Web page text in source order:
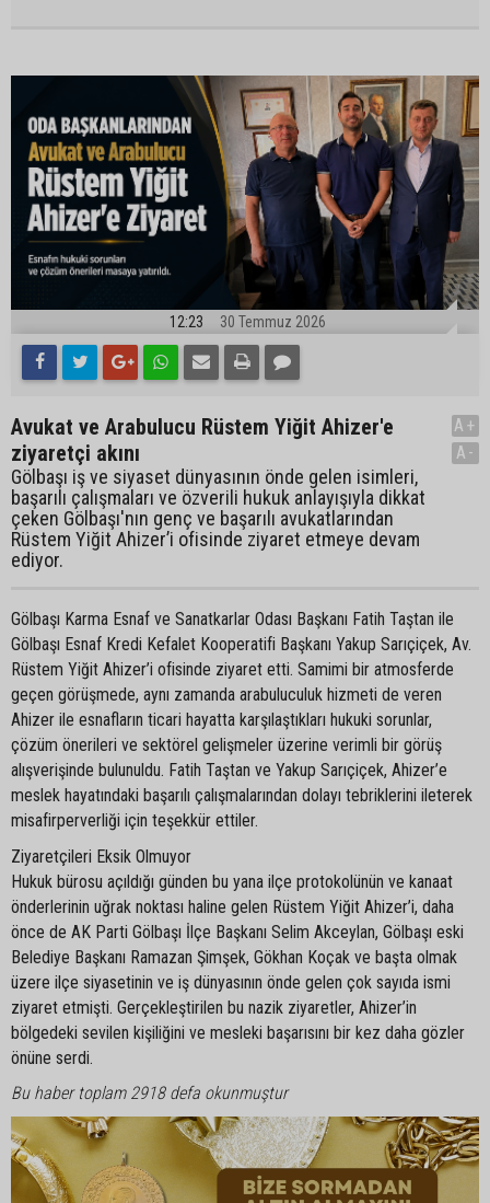
12:23 30 Temmuz 2026
Avukat ve Arabulucu Rüstem Yiğit Ahizer'e
ziyaretçi akını
Gölbaşı iş ve siyaset dünyasının önde gelen isimleri,
başarılı çalışmaları ve özverili hukuk anlayışıyla dikkat
çeken Gölbaşı'nın genç ve başarılı avukatlarından
Rüstem Yiğit Ahizer’i ofisinde ziyaret etmeye devam
ediyor.
A+
A-
Gölbaşı Karma Esnaf ve Sanatkarlar Odası Başkanı Fatih Taştan ile
Gölbaşı Esnaf Kredi Kefalet Kooperatifi Başkanı Yakup Sarıçiçek, Av.
Rüstem Yiğit Ahizer’i ofisinde ziyaret etti. Samimi bir atmosferde
geçen görüşmede, aynı zamanda arabuluculuk hizmeti de veren
Ahizer ile esnafların ticari hayatta karşılaştıkları hukuki sorunlar,
çözüm önerileri ve sektörel gelişmeler üzerine verimli bir görüş
alışverişinde bulunuldu. Fatih Taştan ve Yakup Sarıçiçek, Ahizer’e
meslek hayatındaki başarılı çalışmalarından dolayı tebriklerini ileterek
misafirperverliği için teşekkür ettiler.
Ziyaretçileri Eksik Olmuyor
Hukuk bürosu açıldığı günden bu yana ilçe protokolünün ve kanaat
önderlerinin uğrak noktası haline gelen Rüstem Yiğit Ahizer’i, daha
önce de AK Parti Gölbaşı İlçe Başkanı Selim Akceylan, Gölbaşı eski
Belediye Başkanı Ramazan Şimşek, Gökhan Koçak ve başta olmak
üzere ilçe siyasetinin ve iş dünyasının önde gelen çok sayıda ismi
ziyaret etmişti. Gerçekleştirilen bu nazik ziyaretler, Ahizer’in
bölgedeki sevilen kişiliğini ve mesleki başarısını bir kez daha gözler
önüne serdi.
Bu haber toplam 2918 defa okunmuştur